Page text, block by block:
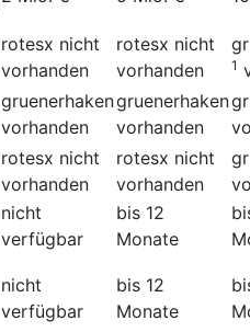
rotesx nicht
vorhanden
rotesx nicht
vorhanden
1
gruenerhaken
vorhanden
gruenerhaken
vorhanden
rotesx nicht
vorhanden
rotesx nicht
vorhanden
nicht
verfügbar
bis 12
Monate
nicht
verfügbar
bis 12
Monate